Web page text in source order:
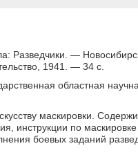
Разведчики. —
1941. — 34 с.
областная
маскировки.
инструкции по
боевых заданий